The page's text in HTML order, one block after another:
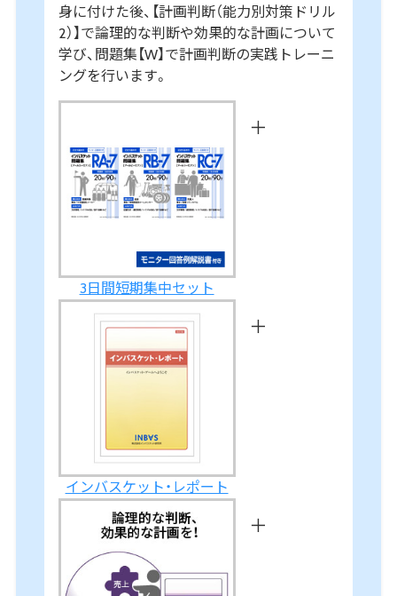
身に付けた後、【計画判断（能力別対策ドリル
2）】で論理的な判断や効果的な計画について
学び、問題集【W】で計画判断の実践トレーニ
ングを行います。
3日間短期集中セット
＋
インバスケット・レポート
＋
＋